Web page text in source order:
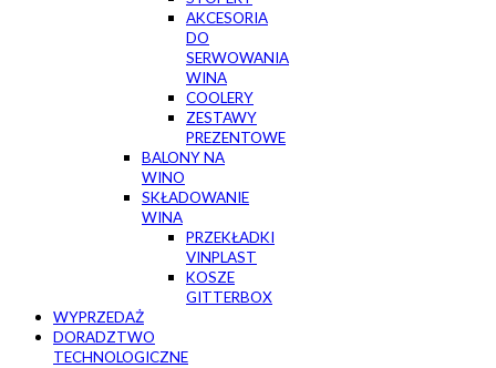
AKCESORIA
DO
SERWOWANIA
WINA
COOLERY
ZESTAWY
PREZENTOWE
BALONY NA
WINO
SKŁADOWANIE
WINA
PRZEKŁADKI
VINPLAST
KOSZE
GITTERBOX
WYPRZEDAŻ
DORADZTWO
TECHNOLOGICZNE